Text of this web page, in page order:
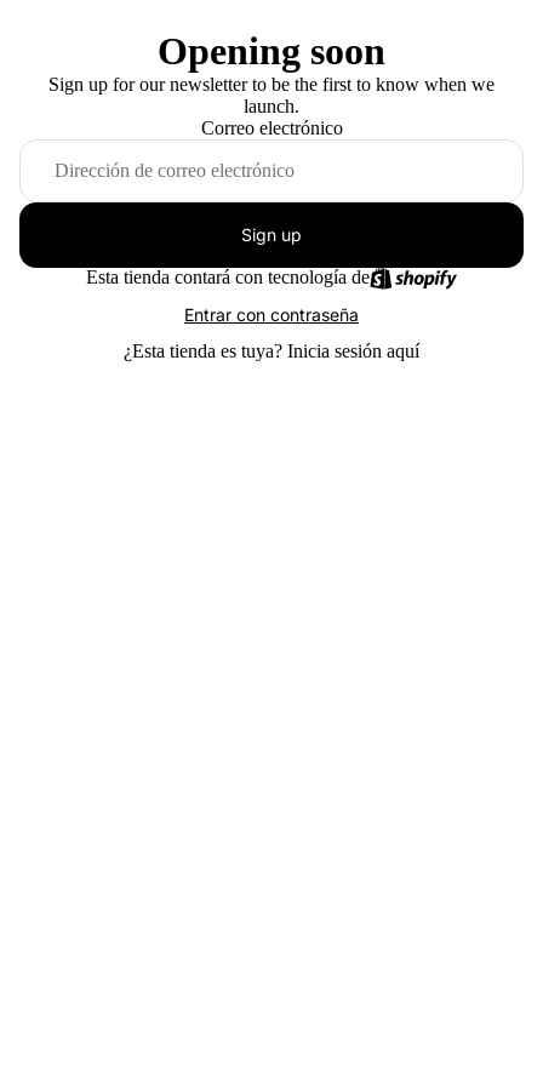
Opening soon
Sign up for our newsletter to be the first to know when we
launch.
Correo electrónico
Sign up
Esta tienda contará con tecnología de
Entrar con contraseña
¿Esta tienda es tuya? Inicia sesión aquí